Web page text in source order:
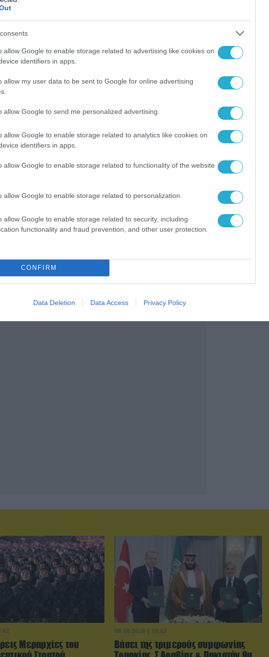
allow Google to enable storage related to advertising like cookies on
identifiers in apps.
allow my user data to be sent to Google for online advertising
allow Google to send me personalized advertising.
allow Google to enable storage related to analytics like cookies on
identifiers in apps.
allow Google to enable storage related to functionality of the website
allow Google to enable storage related to personalization.
allow Google to enable storage related to security, including
functionality and fraud prevention, and other user protection.
CONFIRM
Data Deletion Data Access Privacy Policy
πρόγραμμα.
χώρα με τις μεγαλύτερες παραγγελίες για το
ανακοίνωσε ότι προτίθεται να
ευρώ για την κάλυψη των απωλειών από
και η Βρετανία δηλώνουν ότι θα
defencenet.gr
ΑΡΘΡΟ
Μεραρχίες του
08.08.2026 | 18:02
Βάσει της τριμερούς συμφωνίας